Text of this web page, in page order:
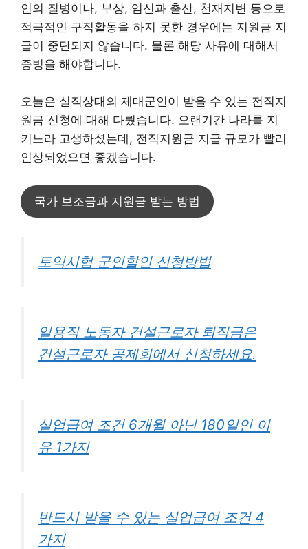
인의 질병이나, 부상, 임신과 출산, 천재지변 등으로
적극적인 구직활동을 하지 못한 경우에는 지원금 지
급이 중단되지 않습니다. 물론 해당 사유에 대해서
증빙을 해야합니다.
오늘은 실직상태의 제대군인이 받을 수 있는 전직지
원금 신청에 대해 다뤘습니다. 오랜기간 나라를 지
키느라 고생하셨는데, 전직지원금 지급 규모가 빨리
인상되었으면 좋겠습니다.
국가 보조금과 지원금 받는 방법
토익시험 군인할인 신청방법
일용직 노동자 건설근로자 퇴직금은
건설근로자 공제회에서 신청하세요.
실업급여 조건 6개월 아닌 180일인 이
유 1가지
반드시 받을 수 있는 실업급여 조건 4
가지